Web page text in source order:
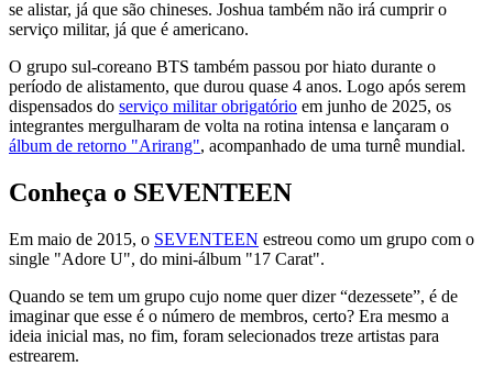
se alistar, já que são chineses. Joshua também não irá cumprir o
serviço militar, já que é americano.
O grupo sul-coreano BTS também passou por hiato durante o
período de alistamento, que durou quase 4 anos. Logo após serem
dispensados do serviço militar obrigatório em junho de 2025, os
integrantes mergulharam de volta na rotina intensa e lançaram o
álbum de retorno "Arirang", acompanhado de uma turnê mundial.
Conheça o SEVENTEEN
Em maio de 2015, o SEVENTEEN estreou como um grupo com o
single "Adore U", do mini-álbum "17 Carat".
Quando se tem um grupo cujo nome quer dizer “dezessete”, é de
imaginar que esse é o número de membros, certo? Era mesmo a
ideia inicial mas, no fim, foram selecionados treze artistas para
estrearem.